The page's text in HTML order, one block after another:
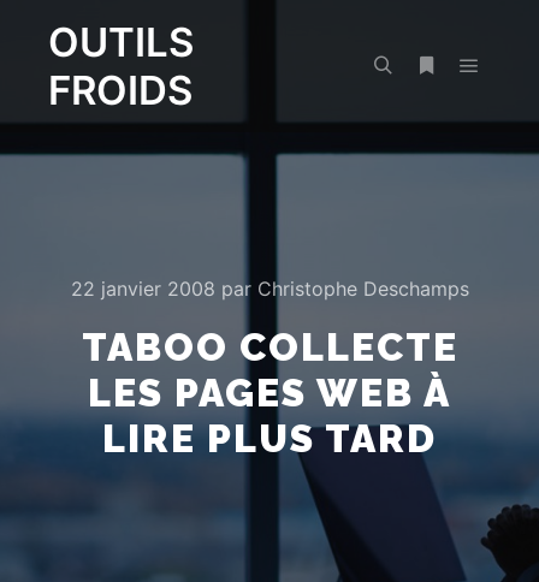
OUTILS
FROIDS
22 janvier 2008 par Christophe Deschamps
TABOO COLLECTE
LES PAGES WEB À
LIRE PLUS TARD